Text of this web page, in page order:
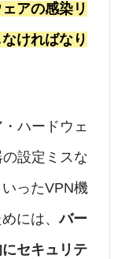
アの感染リ
ければなり
ハードウェ
設定ミスな
ったVPN機
には、バー
セキュリテ